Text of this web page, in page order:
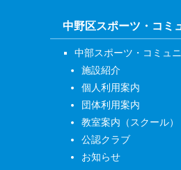
中野区スポーツ・コミ
中部スポーツ・コミュ
施設紹介
個人利用案内
団体利用案内
教室案内（スクール）
公認クラブ
お知らせ